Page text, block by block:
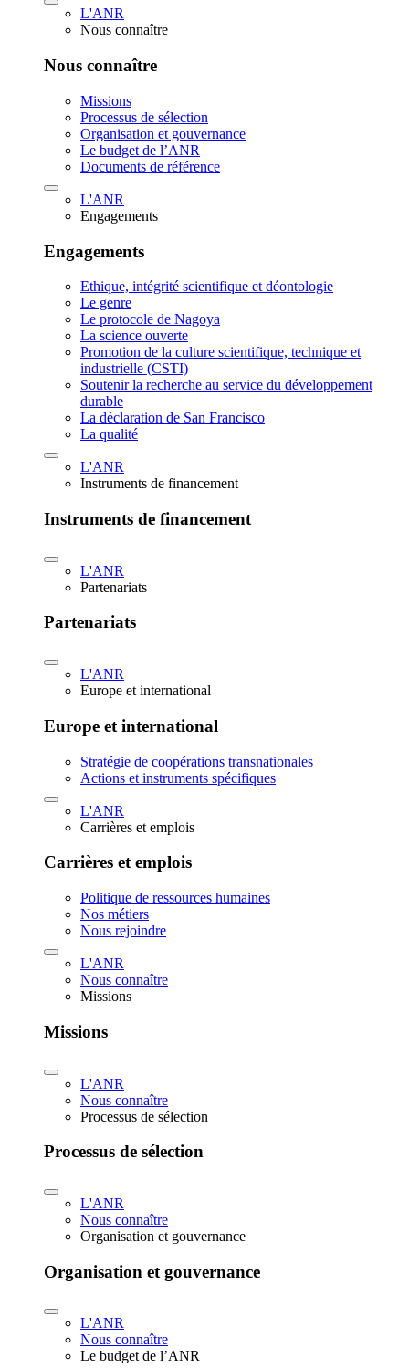
L'ANR
Nous connaître
Nous connaître
Missions
Processus de sélection
Organisation et gouvernance
Le budget de l’ANR
Documents de référence
L'ANR
Engagements
Engagements
Ethique, intégrité scientifique et déontologie
Le genre
Le protocole de Nagoya
La science ouverte
Promotion de la culture scientifique, technique et
industrielle (CSTI)
Soutenir la recherche au service du développement
durable
La déclaration de San Francisco
La qualité
L'ANR
Instruments de financement
Instruments de financement
L'ANR
Partenariats
Partenariats
L'ANR
Europe et international
Europe et international
Stratégie de coopérations transnationales
Actions et instruments spécifiques
L'ANR
Carrières et emplois
Carrières et emplois
Politique de ressources humaines
Nos métiers
Nous rejoindre
L'ANR
Nous connaître
Missions
Missions
L'ANR
Nous connaître
Processus de sélection
Processus de sélection
L'ANR
Nous connaître
Organisation et gouvernance
Organisation et gouvernance
L'ANR
Nous connaître
Le budget de l’ANR